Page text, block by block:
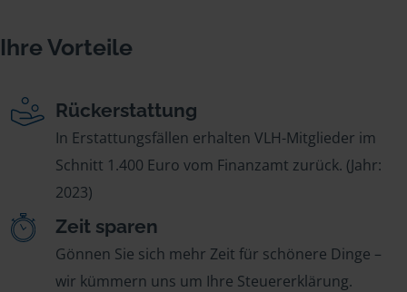
Ihre Vorteile
Rückerstattung
In Erstattungsfällen erhalten VLH-Mitglieder im
Schnitt 1.400 Euro vom Finanzamt zurück. (Jahr:
2023)
Zeit sparen
Gönnen Sie sich mehr Zeit für schönere Dinge –
wir kümmern uns um Ihre Steuererklärung.